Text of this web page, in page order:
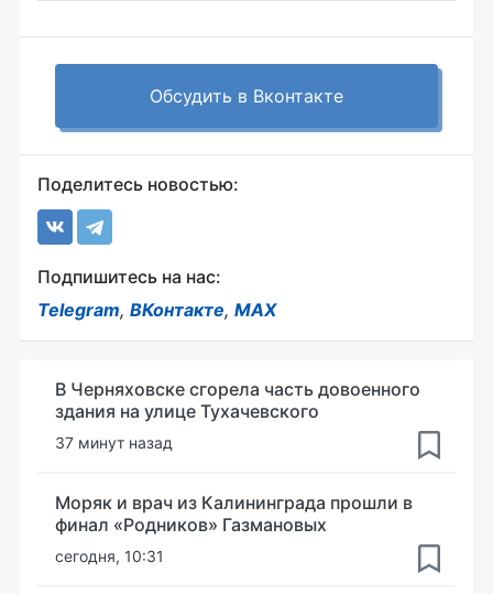
Обсудить в Вконтакте
Поделитесь новостью:
Подпишитесь на нас:
Telegram, ВКонтакте, MAX
В Черняховске сгорела часть довоенного
здания на улице Тухачевского
37 минут назад
Моряк и врач из Калининграда прошли в
финал «Родников» Газмановых
сегодня, 10:31